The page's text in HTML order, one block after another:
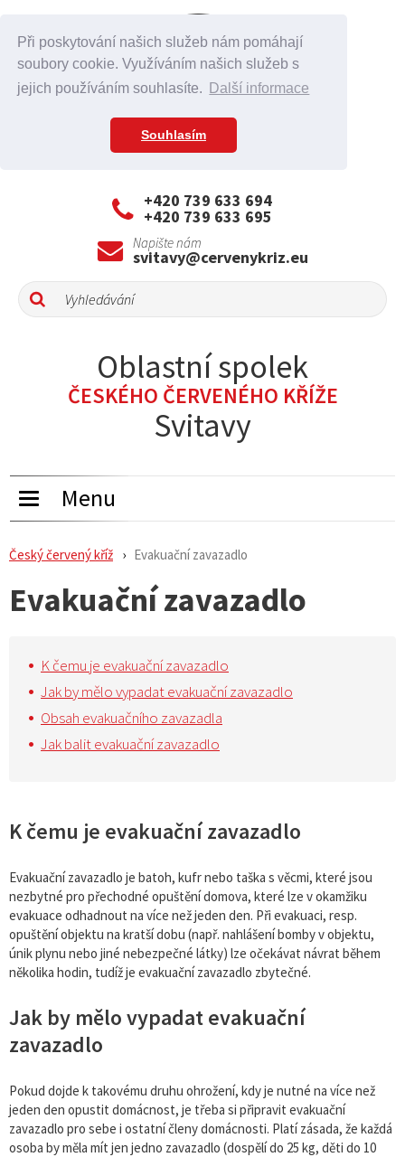
Při poskytování našich služeb nám pomáhají
soubory cookie. Využíváním našich služeb s
jejich používáním souhlasíte.
Další informace
Souhlasím
+420 739 633 694
+420 739 633 695
Napište nám
svitavy@cervenykriz.eu
Oblastní spolek
ČESKÉHO ČERVENÉHO KŘÍŽE
Svitavy
Toggle
navigation
Menu
Český červený kříž Evakuační zavazadlo
Evakuační zavazadlo
K čemu je evakuační zavazadlo
Jak by mělo vypadat evakuační zavazadlo
Obsah evakuačního zavazadla
Jak balit evakuační zavazadlo
K čemu je evakuační zavazadlo
Evakuační zavazadlo je batoh, kufr nebo taška s věcmi, které jsou
nezbytné pro přechodné opuštění domova, které lze v okamžiku
evakuace odhadnout na více než jeden den. Při evakuaci, resp.
opuštění objektu na kratší dobu (např. nahlášení bomby v objektu,
únik plynu nebo jiné nebezpečné látky) lze očekávat návrat během
několika hodin, tudíž je evakuační zavazadlo zbytečné.
Jak by mělo vypadat evakuační
zavazadlo
Pokud dojde k takovému druhu ohrožení, kdy je nutné na více než
jeden den opustit domácnost, je třeba si připravit evakuační
zavazadlo pro sebe i ostatní členy domácnosti. Platí zásada, že každá
osoba by měla mít jen jedno zavazadlo (dospělí do 25 kg, děti do 10